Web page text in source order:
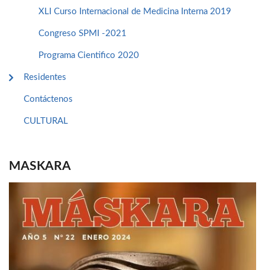
XLI Curso Internacional de Medicina Interna 2019
Congreso SPMI -2021
Programa Cientifico 2020
Residentes
Contáctenos
CULTURAL
MASKARA